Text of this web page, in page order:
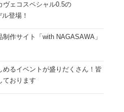
ヴェコスペシャル0.5の
登場！
作サイト「with NAGASAWA」
めるイベントが盛りだくさん！皆
ております